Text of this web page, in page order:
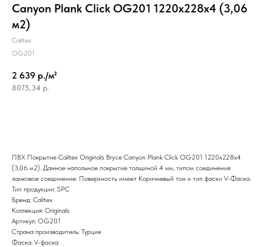
Canyon Plank Click OG201 1220x228x4 (3,06
м2)
Calitex
OG201
2 639 р./м²
8075,34 р.
ПВХ Покрытие Calitex Originals Bryce Canyon Plank Click OG201 1220x228x4
(3,06 м2). Данное напольное покрытие толщиной 4 мм, типом соединения
замковое соединение. Поверхность имеет Коричневый тон и тип фаски V-Фаска.
Тип продукции: SPC
Бренд: Calitex
Коллекция: Originals
Артикул: OG201
Страна производитель: Турция
Фаска: V-фаска